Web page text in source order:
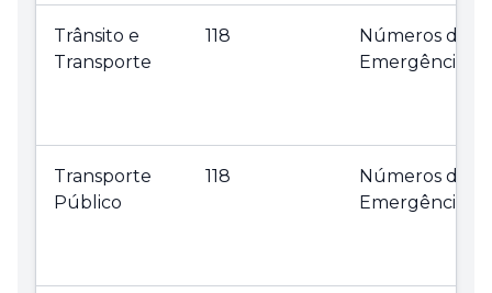
Trânsito e
Transporte
118
Números de
Emergência
Transporte
Público
118
Números de
Emergência